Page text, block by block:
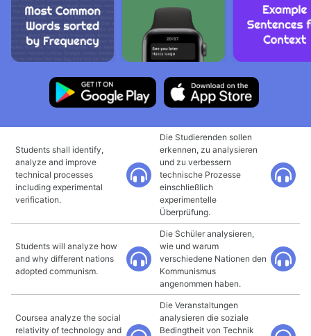
Students shall identify,
analyze and improve
technical processes
including experimental
verification.
Die Studierenden sollen
erkennen, zu analysieren
und zu verbessern
technische Prozesse
einschließlich
experimentelle
Überprüfung.
Students will analyze how
and why different nations
adopted communism.
Die Schüler analysieren,
wie und warum
verschiedene Nationen den
Kommunismus
angenommen haben.
Coursea analyze the social
relativity of technology and
Die Veranstaltungen
analysieren die soziale
Bedingtheit von Technik